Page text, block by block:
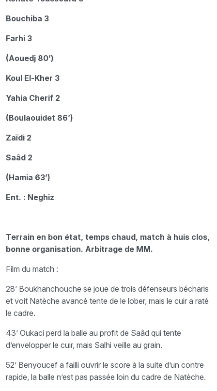
Bouchiba 3
Farhi 3
(Aouedj 80’)
Koul El-Kher 3
Yahia Cherif 2
(Boulaouidet 86’)
Zaïdi 2
Saâd 2
(Hamia 63’)
Ent. : Neghiz
Terrain en bon état, temps chaud, match à huis clos,
bonne organisation. Arbitrage de MM.
Film du match :
28’ Boukhanchouche se joue de trois défenseurs bécharis
et voit Natèche avancé tente de le lober, mais le cuir a raté
le cadre.
43’ Oukaci perd la balle au profit de Saâd qui tente
d’envelopper le cuir, mais Salhi veille au grain.
52’ Benyoucef a failli ouvrir le score à la suite d’un contre
rapide, la balle n’est pas passée loin du cadre de Natèche.